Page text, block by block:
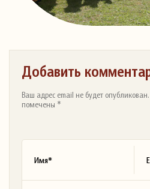
Добавить
Ваш адрес email не будет
помечены *